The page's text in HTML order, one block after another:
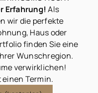
Erfahrung! Als
wir die perfekte
Haus oder
finden Sie eine
Wunschregion.
verwirklichen!
Termin.